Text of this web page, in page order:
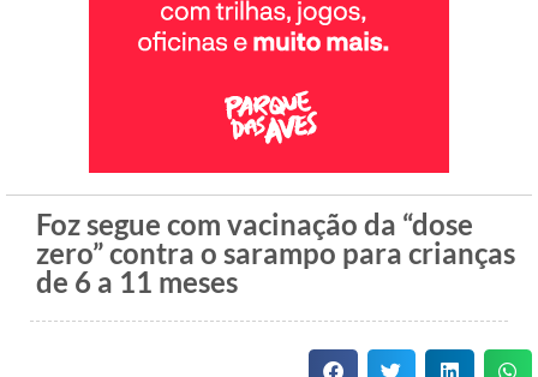
Foz segue com vacinação da “dose
zero” contra o sarampo para crianças
de 6 a 11 meses